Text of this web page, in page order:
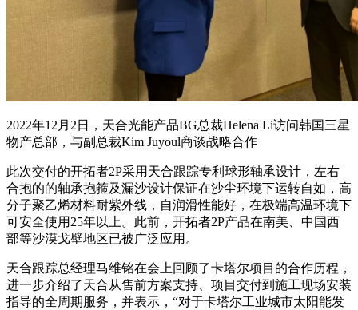
2022年12月2日，天合光能产品BG总裁Helena Li访问韩国三星
物产总部，与副总裁Kim Juyoul商谈战略合作
此次交付的开拓者2P采用天合跟踪专利球形轴承设计，左右
合抱的的轴承抱箍及漏沙设计保证在沙尘环境下运转自如，高
分子聚乙烯材料耐紫外线，自润滑性能好，在极端高温环境下
可安全使用25年以上。此前，开拓者2P产品在南美、中国西
部等沙漠戈壁地区已被广泛应用。
天合跟踪总经理马维铭在会上回顾了卡塔尔项目的合作历程，
进一步介绍了天合从售前方案支持、项目交付到施工现场安装
指导的全周期服务，并表示，“对于卡塔尔工业城市太阳能发